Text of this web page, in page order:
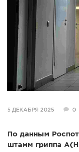
СТАТЬИ
ФОТО
5 ДЕКАБРЯ 2025 0
По данным
штамм гриппа